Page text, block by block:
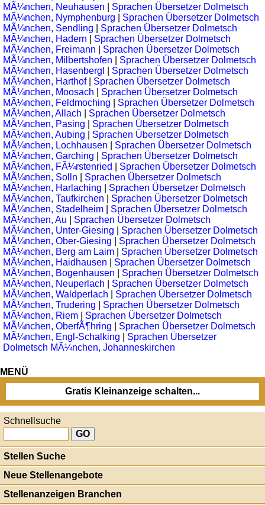
MÃ¼nchen, Neuhausen
Sprachen Übersetzer Dolmetsch
MÃ¼nchen, Nymphenburg
Sprachen Übersetzer Dolmetsch
MÃ¼nchen, Sendling
Sprachen Übersetzer Dolmetsch
MÃ¼nchen, Hadern
Sprachen Übersetzer Dolmetsch
MÃ¼nchen, Freimann
Sprachen Übersetzer Dolmetsch
MÃ¼nchen, Milbertshofen
Sprachen Übersetzer Dolmetsch
MÃ¼nchen, Hasenbergl
Sprachen Übersetzer Dolmetsch
MÃ¼nchen, Harthof
Sprachen Übersetzer Dolmetsch
MÃ¼nchen, Moosach
Sprachen Übersetzer Dolmetsch
MÃ¼nchen, Feldmoching
Sprachen Übersetzer Dolmetsch
MÃ¼nchen, Allach
Sprachen Übersetzer Dolmetsch
MÃ¼nchen, Pasing
Sprachen Übersetzer Dolmetsch
MÃ¼nchen, Aubing
Sprachen Übersetzer Dolmetsch
MÃ¼nchen, Lochhausen
Sprachen Übersetzer Dolmetsch
MÃ¼nchen, Garching
Sprachen Übersetzer Dolmetsch
MÃ¼nchen, FÃ¼rstenried
Sprachen Übersetzer Dolmetsch
MÃ¼nchen, Solln
Sprachen Übersetzer Dolmetsch
MÃ¼nchen, Harlaching
Sprachen Übersetzer Dolmetsch
MÃ¼nchen, Taufkirchen
Sprachen Übersetzer Dolmetsch
MÃ¼nchen, Stadelheim
Sprachen Übersetzer Dolmetsch
MÃ¼nchen, Au
Sprachen Übersetzer Dolmetsch
MÃ¼nchen, Unter-Giesing
Sprachen Übersetzer Dolmetsch
MÃ¼nchen, Ober-Giesing
Sprachen Übersetzer Dolmetsch
MÃ¼nchen, Berg am Laim
Sprachen Übersetzer Dolmetsch
MÃ¼nchen, Haidhausen
Sprachen Übersetzer Dolmetsch
MÃ¼nchen, Bogenhausen
Sprachen Übersetzer Dolmetsch
MÃ¼nchen, Neuperlach
Sprachen Übersetzer Dolmetsch
MÃ¼nchen, Waldperlach
Sprachen Übersetzer Dolmetsch
MÃ¼nchen, Trudering
Sprachen Übersetzer Dolmetsch
MÃ¼nchen, Riem
Sprachen Übersetzer Dolmetsch
MÃ¼nchen, OberfÃ¶hring
Sprachen Übersetzer Dolmetsch
MÃ¼nchen, Engl-Schalking
Sprachen Übersetzer
Dolmetsch MÃ¼nchen, Johanneskirchen
MENÜ
Gratis Kleinanzeige schalten...
Schnellsuche
Stellen Suche
Neue Stellenangebote
Stellenanzeigen Branchen